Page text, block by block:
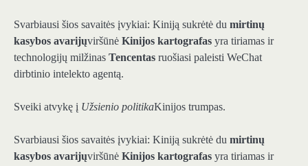
Svarbiausi šios savaitės įvykiai: Kiniją sukrėtė du mirtinų
kasybos avarijųviršūnė Kinijos kartografas yra tiriamas ir
technologijų milžinas Tencentas ruošiasi paleisti WeChat
dirbtinio intelekto agentą.
Sveiki atvykę į Užsienio politikaKinijos trumpas.
Svarbiausi šios savaitės įvykiai: Kiniją sukrėtė du mirtinų
kasybos avarijųviršūnė Kinijos kartografas yra tiriamas ir